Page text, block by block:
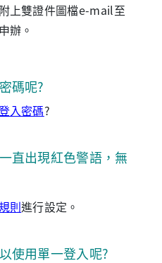
上雙證件圖檔e-mail至
辦。
碼呢?
入密碼?
直出現紅色警語，無
則進行設定。
使用單一登入呢?